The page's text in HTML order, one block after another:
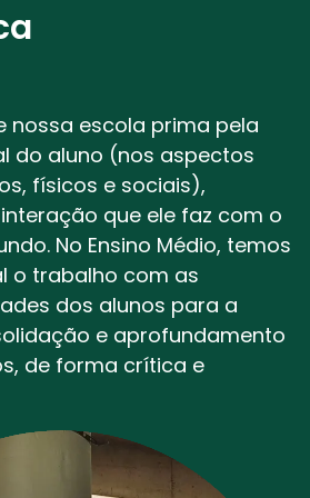
nossa escola prima pela
do aluno (nos aspectos
físicos e sociais),
que ele faz com o
No Ensino Médio, temos
o trabalho com as
dos alunos para a
e aprofundamento
de forma crítica e